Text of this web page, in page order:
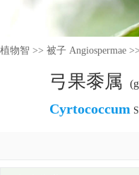
植物智 >> 被子 Angiospermae >>
弓果黍属
Cyrtococcum